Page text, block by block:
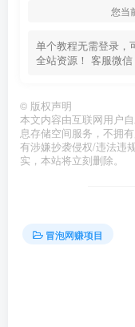
您当
单个教程无需登录，
全站资源！ 客服微
© 版权声明
本文内容由互联网用户
息存储空间服务，不拥
有涉嫌抄袭侵权/违法违
实，本站将立刻删除。
冒泡网赚项目